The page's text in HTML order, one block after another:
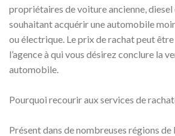
propriétaires de voiture ancienne, diesel
souhaitant acquérir une automobile
ou électrique. Le prix de rachat peut
l’agence à qui vous désirez conclure la
automobile.
Pourquoi recourir aux services de
Présent dans de nombreuses régions de